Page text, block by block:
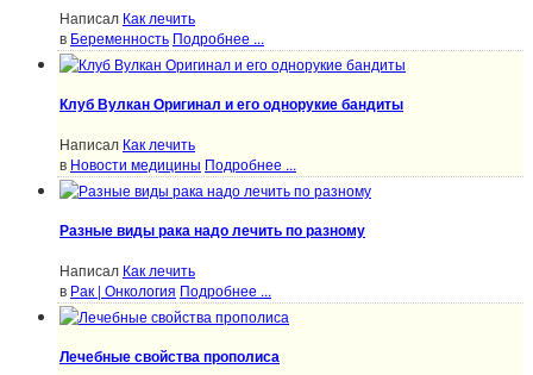
Написал Как лечить
в Беременность Подробнее ...
Клуб Вулкан Оригинал и его однорукие бандиты
Написал Как лечить
в Новости медицины Подробнее ...
Разные виды рака надо лечить по разному
Написал Как лечить
в Рак | Онкология Подробнее ...
Лечебные свойства прополиса